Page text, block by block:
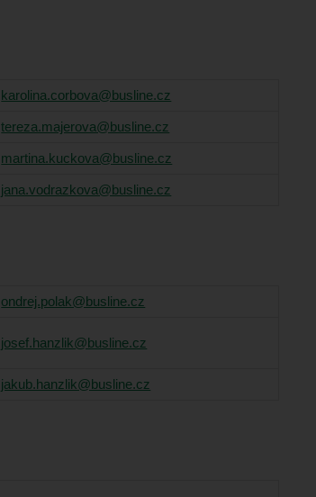
karolina.corbova@busline.cz
tereza.majerova@busline.cz
martina.kuckova@busline.cz
jana.vodrazkova@busline.cz
ondrej.polak@busline.cz
josef.hanzlik@busline.cz
jakub.hanzlik@busline.cz